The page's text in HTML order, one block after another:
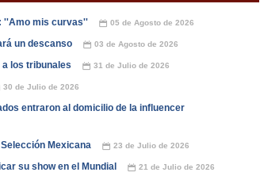
''Amo mis curvas'' 📅 05 de Agosto de 2026
un descanso 📅 03 de Agosto de 2026
los tribunales 📅 31 de Julio de 2026
30 de Julio de 2026
entraron al domicilio de la influencer
Mexicana 📅 23 de Julio de 2026
su show en el Mundial 📅 21 de Julio de 2026